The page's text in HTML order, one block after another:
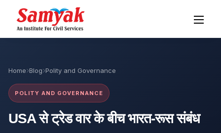
Home Blog Polity and Governance
POLITY AND GOVERNANCE
USA से ट्रेड वार के बीच भारत-रूस संबंध